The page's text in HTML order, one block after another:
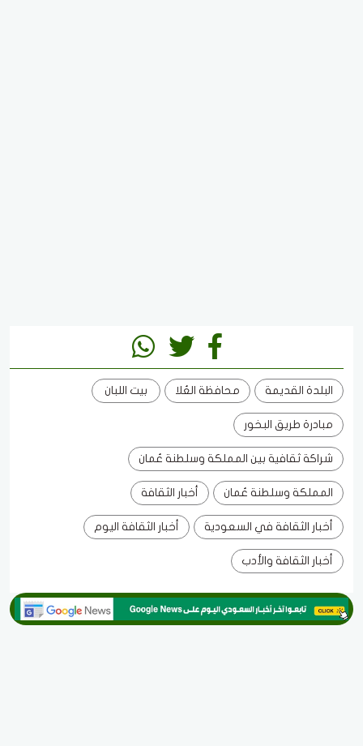
البلدة القديمة محافظة العُلا بيت اللبان
مبادرة طريق البخور
شراكة ثقافية بين المملكة وسلطنة عُمان
المملكة وسلطنة عُمان أخبار الثقافة
أخبار الثقافة في السعودية أخبار الثقافة اليوم
أخبار الثقافة والأدب